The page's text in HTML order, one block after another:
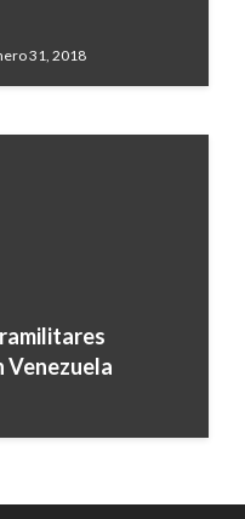
31, 2018
la anuencia de la
Venezuela